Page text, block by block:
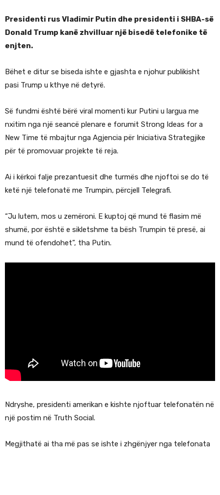
Presidenti rus Vladimir Putin dhe presidenti i SHBA-së
Donald Trump kanë zhvilluar një bisedë telefonike të
enjten.
Bëhet e ditur se biseda ishte e gjashta e njohur publikisht
pasi Trump u kthye në detyrë.
Së fundmi është bërë viral momenti kur Putini u largua me
nxitim nga një seancë plenare e forumit Strong Ideas for a
New Time të mbajtur nga Agjencia për Iniciativa Strategjike
për të promovuar projekte të reja.
Ai i kërkoi falje prezantuesit dhe turmës dhe njoftoi se do të
ketë një telefonatë me Trumpin, përcjell Telegrafi.
“Ju lutem, mos u zemëroni. E kuptoj që mund të flasim më
shumë, por është e sikletshme ta bësh Trumpin të presë, ai
mund të ofendohet”, tha Putin.
Ndryshe, presidenti amerikan e kishte njoftuar telefonatën në
një postim në Truth Social.
Megjithatë ai tha më pas se ishte i zhgënjyer nga telefonata